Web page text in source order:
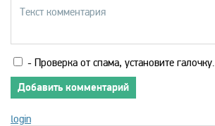
Nat Geo Wild
- Проверка от спама, установите галочку.
Добавить комментарий
login